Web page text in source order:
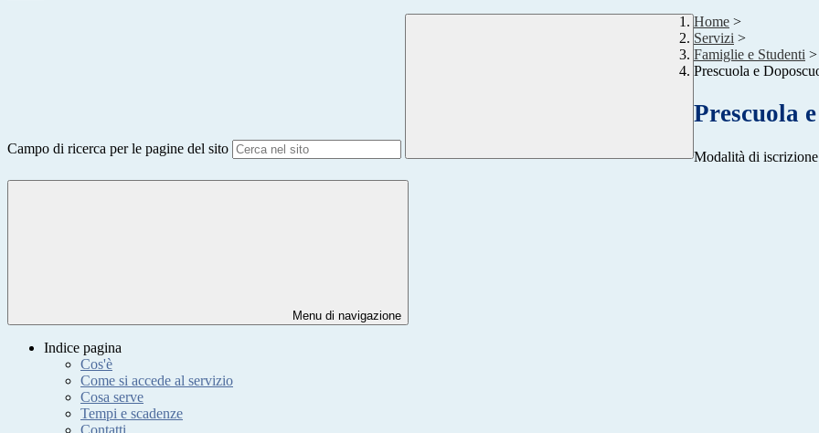
Campo di ricerca per le pagine del sito
Home >
Servizi >
Famiglie e Studenti >
Prescuola e
Prescuola
Modalità di
Menu di navigazione
Indice pagina
Cos'è
Come si accede al servizio
Cosa serve
Tempi e scadenze
Contatti